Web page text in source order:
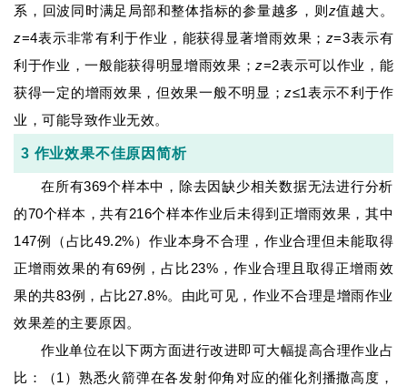
系，回波同时满足局部和整体指标的参量越多，则 z值越大。
z=4表示非常有利于作业，能获得显著增雨效果； z=3表示有
利于作业，一般能获得明显增雨效果；z=2表示可以作业，能
获得一定的增雨效果，但效果一般不明显；z≤1表示不利于作
业，可能导致作业无效。
3 作业效果不佳原因简析
在所有369个样本中，除去因缺少相关数据无法进行分析
的70个样本，共有216个样本作业后未得到正增雨效果，其中
147例（占比49.2%）作业本身不合理，作业合理但未能取得
正增雨效果的有69例，占比23%，作业合理且取得正增雨效
果的共83例，占比27.8%。由此可见，作业不合理是增雨作业
效果差的主要原因。
作业单位在以下两方面进行改进即可大幅提高合理作业占
比：（1）熟悉火箭弹在各发射仰角对应的催化剂播撒高度，